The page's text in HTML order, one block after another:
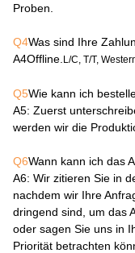
Proben.
Q4Was sind Ihre
A4Offline. L/C, T/T,
Q5Wie kann ich
A5: Zuerst
werden wir die
Q6Wann kann ich das
A6: Wir zitieren Sie in
nachdem wir Ihre
dringend sind, um das
oder sagen Sie uns in
Priorität betrachten